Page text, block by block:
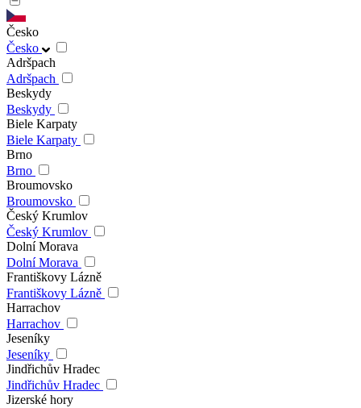
Česko
Česko
Adršpach
Adršpach
Beskydy
Beskydy
Biele Karpaty
Biele Karpaty
Brno
Brno
Broumovsko
Broumovsko
Český Krumlov
Český Krumlov
Dolní Morava
Dolní Morava
Františkovy Lázně
Františkovy Lázně
Harrachov
Harrachov
Jeseníky
Jeseníky
Jindřichův Hradec
Jindřichův Hradec
Jizerské hory